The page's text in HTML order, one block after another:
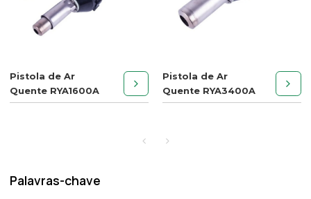
Pistola de Ar
Quente RYA1600A
Pistola de Ar
Quente RYA3400A
Palavras-chave